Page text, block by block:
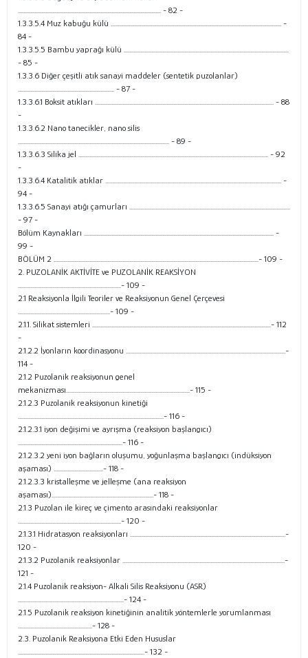
........................................................................................................ - 82 -
1.3.3.5.4 Muz kabuğu külü ............................................................................................................................ -
84 -
1.3.3.5.5 Bambu yaprağı külü ........................................................................................................................
- 85 -
1.3.3.6 Diğer çeşitli atık sanayi maddeler (sentetik puzolanlar)
...................................................................... - 87 -
1.3.3.6.1 Boksit atıkları .................................................................................................................................. - 88
-
1.3.3.6.2 Nano tanecikler, nano silis
.............................................................................................................. - 89 -
1.3.3.6.3 Silika jel .......................................................................................................................................... - 92
-
1.3.3.6.4 Katalitik atıklar ................................................................................................................................ -
94 -
1.3.3.6.5 Sanayi atığı çamurları .....................................................................................................................
- 97 -
Bölüm Kaynakları .......................................................................................................................................... -
99 -
BÖLÜM 2 .....................................................................................................................................................- 109 -
2. PUZOLANİK AKTİVİTE ve PUZOLANİK REAKSİYON
...........................................................................- 109 -
2.1 Reaksiyonla İlgili Teoriler ve Reaksiyonun Genel Çerçevesi
...................................................................- 109 -
2.1.1. Silikat sistemleri ..................................................................................................................................- 112
-
2.1.2.2 İyonların koordinasyonu ....................................................................................................................-
114 -
2.1.2 Puzolanik reaksiyonun genel
mekanizması..........................................................................................- 115 -
2.1.2.3 Puzolanik reaksiyonun kinetiği
..........................................................................................................- 116 -
2.1.2.3.1 iyon değişimi ve ayrışma (reaksiyon başlangıcı)
............................................................................- 116 -
2.1.2.3.2 yeni iyon bağların oluşumu, yoğunlaşma başlangıcı (indüksiyon
aşaması) ....................................- 118 -
2.1.2.3.3 kristalleşme ve jelleşme (ana reaksiyon
aşaması)..........................................................................- 118 -
2.1.3 Puzolan ile kireç ve çimento arasındaki reaksiyonlar
...........................................................................- 120 -
2.1.3.1 Hidratasyon reaksiyonları .................................................................................................................-
120 -
2.1.3.2 Puzolanik reaksiyonlar ......................................................................................................................-
121 -
2.1.4 Puzolanik reaksiyon- Alkali Silis Reaksiyonu (ASR)
.............................................................................- 124 -
2.1.5 Puzolanik reaksiyon kinetiğinin analitik yöntemlerle yorumlanması
......................................................- 128 -
2.3. Puzolanik Reaksiyona Etki Eden Hususlar
............................................................................................- 132 -